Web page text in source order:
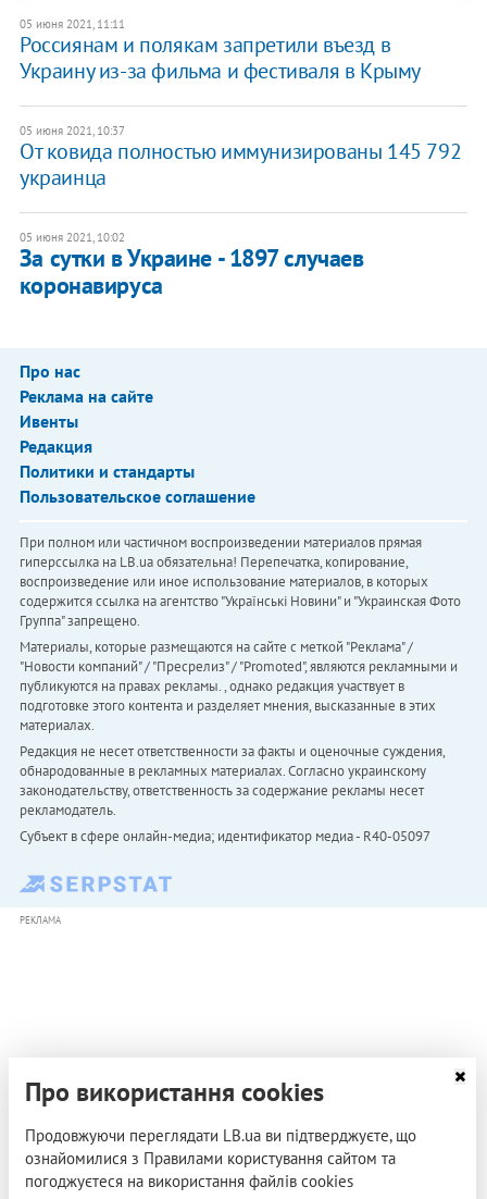
05 июня 2021, 11:11
Россиянам и полякам запретили въезд в
Украину из-за фильма и фестиваля в Крыму
05 июня 2021, 10:37
От ковида полностью иммунизированы 145 792
украинца
05 июня 2021, 10:02
За сутки в Украине - 1897 случаев
коронавируса
Про нас
Реклама на сайте
Ивенты
Редакция
Политики и стандарты
Пользовательское соглашение
При полном или частичном воспроизведении материалов прямая
гиперссылка на LB.ua обязательна! Перепечатка, копирование,
воспроизведение или иное использование материалов, в которых
содержится ссылка на агентство "Українськi Новини" и "Украинская Фото
Группа" запрещено.
Материалы, которые размещаются на сайте с меткой "Реклама" /
"Новости компаний" / "Пресрелиз" / "Promoted", являются рекламными и
публикуются на правах рекламы. , однако редакция участвует в
подготовке этого контента и разделяет мнения, высказанные в этих
материалах.
Редакция не несет ответственности за факты и оценочные суждения,
обнародованные в рекламных материалах. Согласно украинскому
законодательству, ответственность за содержание рекламы несет
рекламодатель.
Субъект в сфере онлайн-медиа; идентификатор медиа - R40-05097
РЕКЛАМА
Про використання cookies
Продовжуючи переглядати LB.ua ви підтверджуєте, що
ознайомилися з Правилами користування сайтом та
погоджуєтеся на використання файлів cookies